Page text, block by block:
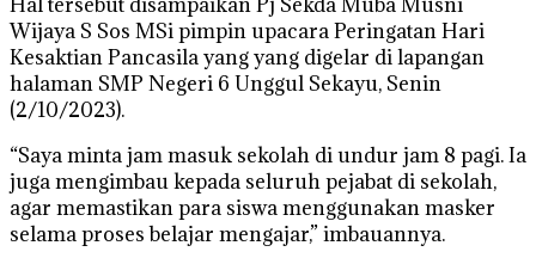
Wijaya S Sos MSi pimpin upacara Peringatan Hari
Kesaktian Pancasila yang yang digelar di lapangan
halaman SMP Negeri 6 Unggul Sekayu, Senin
(2/10/2023).
“Saya minta jam masuk sekolah di undur jam 8 pagi. Ia
juga mengimbau kepada seluruh pejabat di sekolah,
agar memastikan para siswa menggunakan masker
selama proses belajar mengajar,” imbauannya.